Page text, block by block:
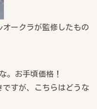
ークラが監修したもの
。お手頃価格！
ですが、こちらはどうな